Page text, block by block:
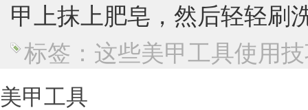
甲上抹上肥皂，然后轻轻刷
标签：​这些美甲工具使用
美甲工具